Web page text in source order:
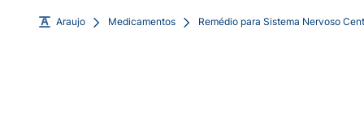
Araujo Medicamentos Remédio para Sistema Nervoso